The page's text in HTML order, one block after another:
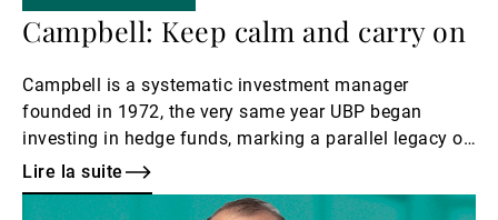
Campbell: Keep calm and carry on
Campbell is a systematic investment manager
founded in 1972, the very same year UBP began
investing in hedge funds, marking a parallel legacy of
early innovation in alternative strategies.
Lire la suite
Lire